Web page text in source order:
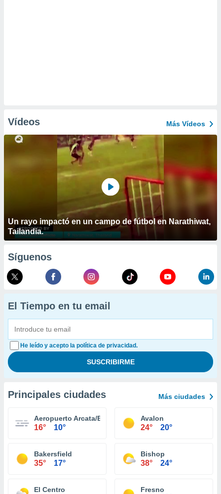
Vídeos Más Vídeos
Un rayo impactó en un campo de fútbol en Narathiwat,
Tailandia.
Síguenos
El Tiempo en tu email
He leído y acepto la política de privacidad.
Principales ciudades Más ciudades
Aeropuerto Arcata/Eureka
16° 10°
Avalon
24° 20°
Bakersfield
35° 17°
Bishop
38° 24°
El Centro Fresno